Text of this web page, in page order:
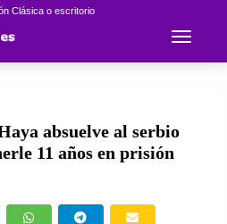
Clásica o escritorio
Toggle
absuelve al serbio
11 años en prisión